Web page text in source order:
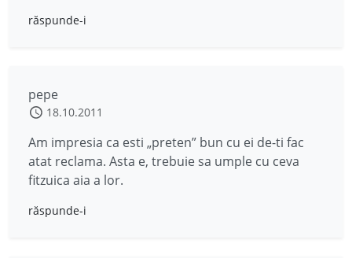
răspunde-i
pepe
18.10.2011
Am impresia ca esti „preten” bun cu ei de-ti fac
atat reclama. Asta e, trebuie sa umple cu ceva
fitzuica aia a lor.
răspunde-i